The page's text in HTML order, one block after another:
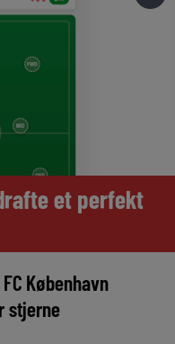
et perfekt
København
stjerne